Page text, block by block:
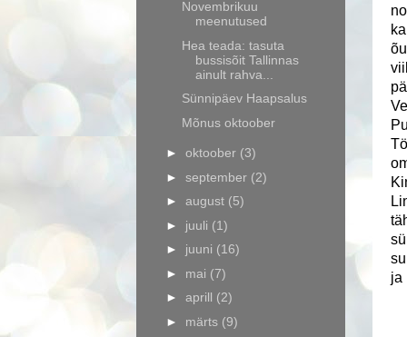
ja
Novembrikuu
meenutused
Hea teada: tasuta
bussisõit Tallinnas
ainult rahva...
Sünnipäev Haapsalus
Mõnus oktoober
► oktoober (3)
► september (2)
► august (5)
► juuli (1)
► juuni (16)
► mai (7)
► aprill (2)
► märts (9)